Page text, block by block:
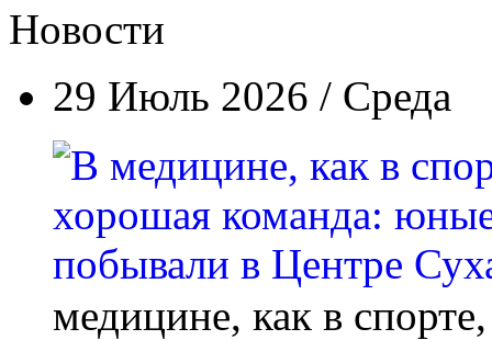
Новости
29 Июль 2026 / Среда
медицине, как в